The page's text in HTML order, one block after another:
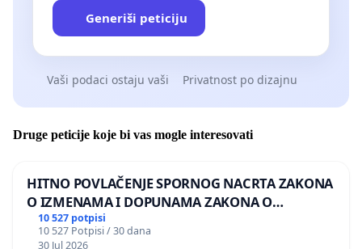
Generiši peticiju
Vaši podaci ostaju vaši Privatnost po dizajnu
Druge peticije koje bi vas mogle interesovati
HITNO POVLAČENJE SPORNOG NACRTA ZAKONA
O IZMENAMA I DOPUNAMA ZAKONA O
DOBROBITI ŽIVOTINJA
10 527 potpisi
10 527 Potpisi / 30 dana
30 Jul 2026